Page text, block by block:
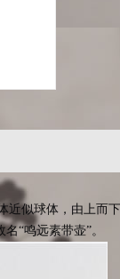
近似球体，由上
“鸣远素带壶”。